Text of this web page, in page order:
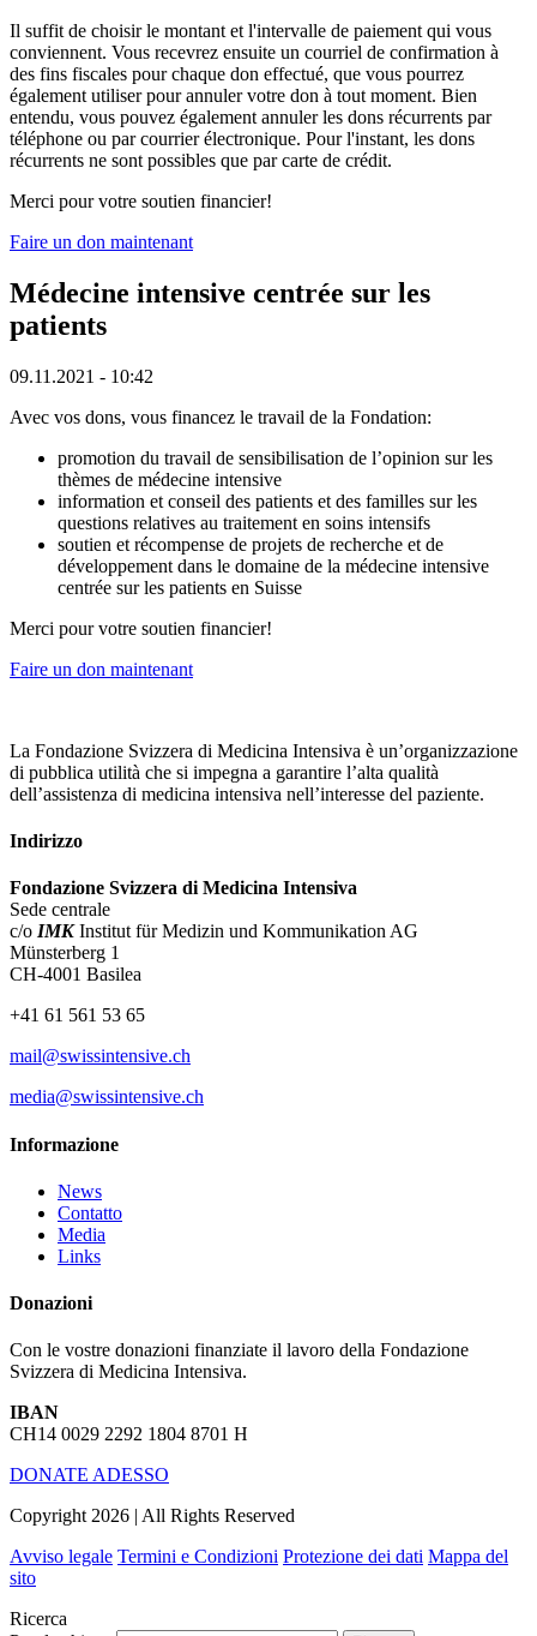
Il suffit de choisir le montant et l'intervalle de paiement qui vous
conviennent. Vous recevrez ensuite un courriel de confirmation à
des fins fiscales pour chaque don effectué, que vous pourrez
également utiliser pour annuler votre don à tout moment. Bien
entendu, vous pouvez également annuler les dons récurrents par
téléphone ou par courrier électronique. Pour l'instant, les dons
récurrents ne sont possibles que par carte de crédit.
Merci pour votre soutien financier!
Faire un don maintenant
Médecine intensive centrée sur les
patients
09.11.2021 - 10:42
Avec vos dons, vous financez le travail de la Fondation:
promotion du travail de sensibilisation de l’opinion sur les
thèmes de médecine intensive
information et conseil des patients et des familles sur les
questions relatives au traitement en soins intensifs
soutien et récompense de projets de recherche et de
développement dans le domaine de la médecine intensive
centrée sur les patients en Suisse
Merci pour votre soutien financier!
Faire un don maintenant
La Fondazione Svizzera di Medicina Intensiva è un’organizzazione
di pubblica utilità che si impegna a garantire l’alta qualità
dell’assistenza di medicina intensiva nell’interesse del paziente.
Indirizzo
Fondazione Svizzera di Medicina Intensiva
Sede centrale
c/o IMKInstitut für Medizin und Kommunikation AG
Münsterberg 1
CH-4001 Basilea
+41 61 561 53 65
mail@swissintensive.ch
media@swissintensive.ch
Informazione
News
Contatto
Media
Links
Donazioni
Con le vostre donazioni finanziate il lavoro della Fondazione
Svizzera di Medicina Intensiva.
IBAN
CH14 0029 2292 1804 8701 H
DONATE ADESSO
Copyright 2026 | All Rights Reserved
Avviso legale Termini e Condizioni Protezione dei dati Mappa del
sito
Ricerca